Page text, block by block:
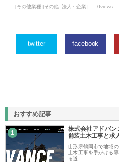
[その他業種][その他_法人・企業] 0views
twitter facebook
おすすめ記事
1
株式会社アドバン
舗装土木工事と求
山形県鶴岡市で地域
土木工事を手がける
る道…